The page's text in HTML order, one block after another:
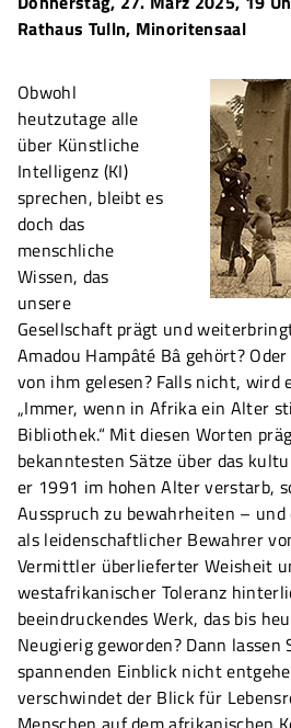
Rathaus Tulln, Minoritensaal
Obwohl
heutzutage alle
über Künstliche
Intelligenz (KI)
sprechen, bleibt es
doch das
menschliche
Wissen, das
unsere
Gesellschaft prägt und
Amadou Hampâté Bâ gehört?
von ihm gelesen? Falls nicht, wird
„Immer, wenn in Afrika ein Alter
Bibliothek.“ Mit diesen Worten
bekanntesten Sätze über das
er 1991 im hohen Alter verstarb,
Ausspruch zu bewahrheiten – und
als leidenschaftlicher Bewahrer
Vermittler überlieferter Weisheit
westafrikanischer Toleranz
beeindruckendes Werk, das bis
Neugierig geworden? Dann lassen
spannenden Einblick nicht
verschwindet der Blick für